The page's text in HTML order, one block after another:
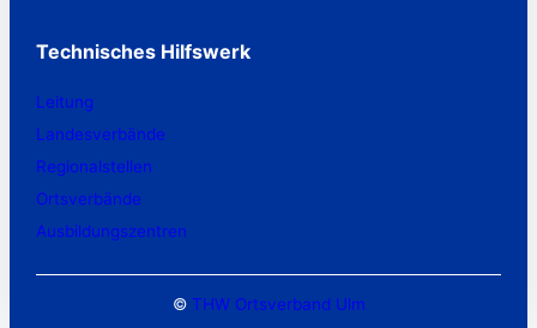
Technisches Hilfswerk
Leitung
Landesverbände
Regionalstellen
Ortsverbände
Ausbildungszentren
© THW Ortsverband Ulm